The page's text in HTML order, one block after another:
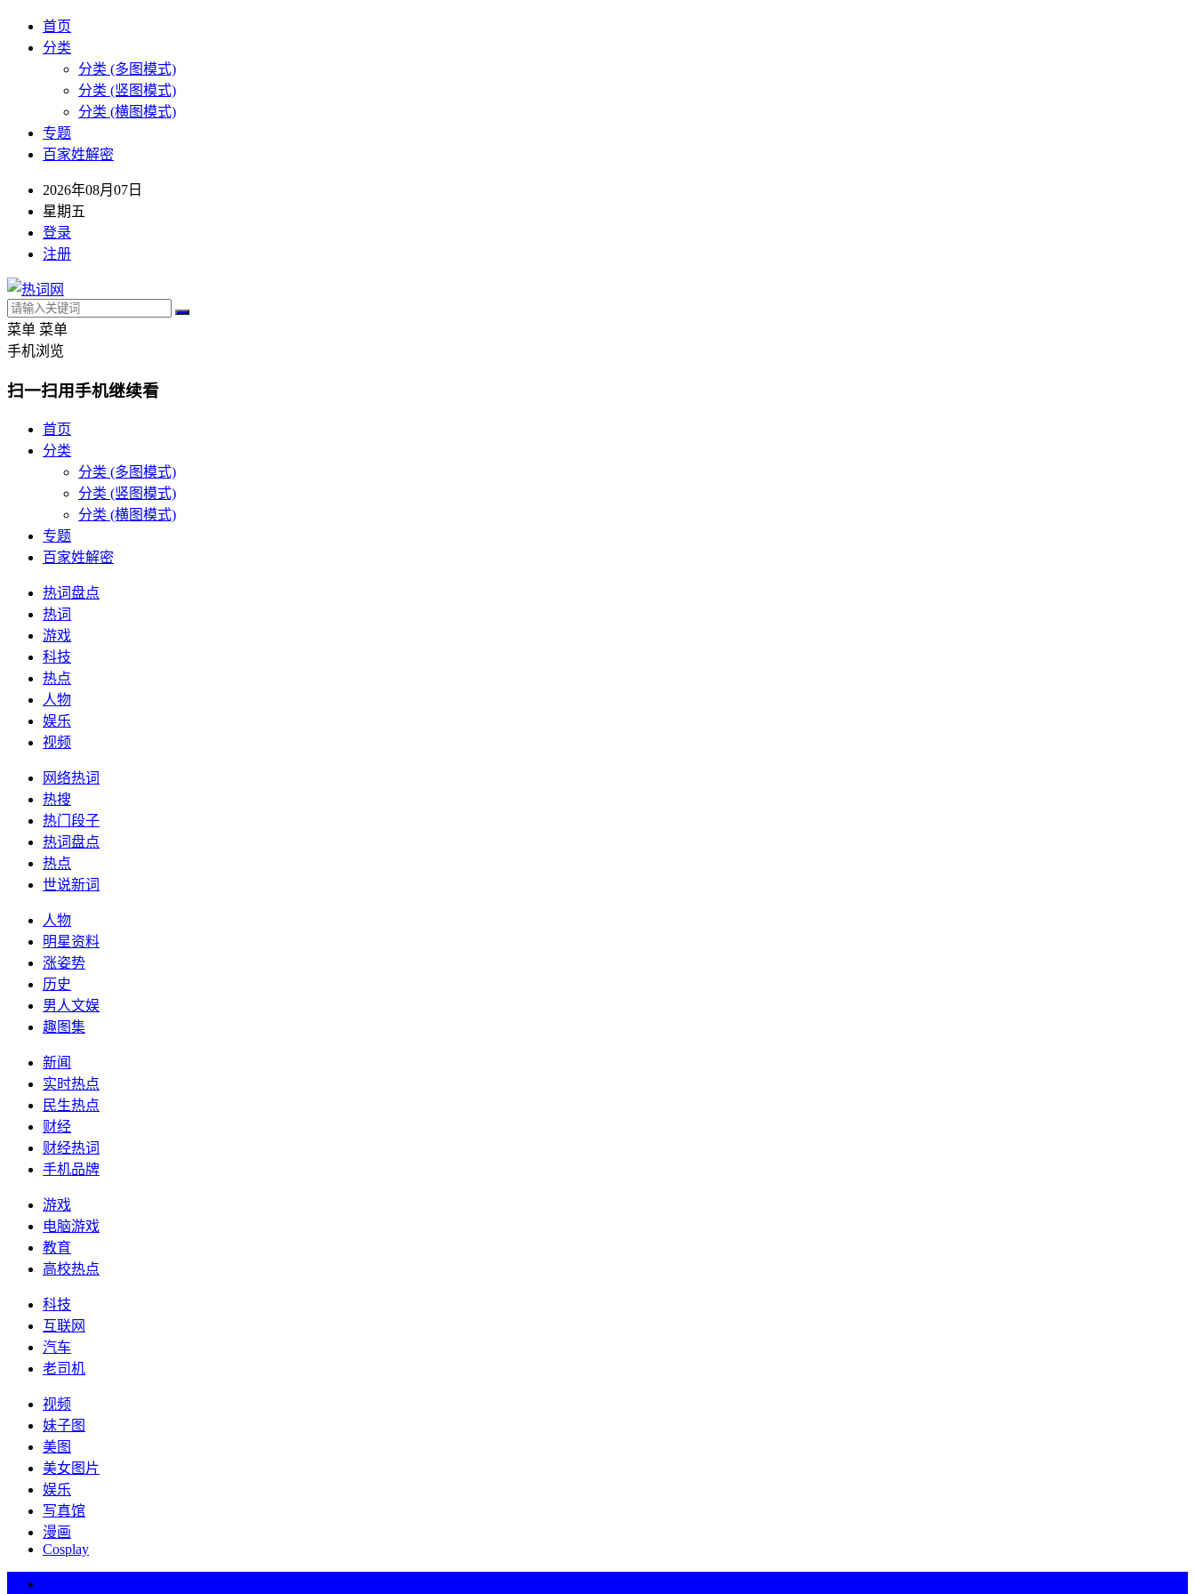
首页
分类
分类 (多图模式)
分类 (竖图模式)
分类 (横图模式)
专题
百家姓解密
2026年08月07日
星期五
登录
注册
菜单 菜单
手机浏览
扫一扫用手机继续看
首页
分类
分类 (多图模式)
分类 (竖图模式)
分类 (横图模式)
专题
百家姓解密
热词盘点
热词
游戏
科技
热点
人物
娱乐
视频
网络热词
热搜
热门段子
热词盘点
热点
世说新词
人物
明星资料
涨姿势
历史
男人文娱
趣图集
新闻
实时热点
民生热点
财经
财经热词
手机品牌
游戏
电脑游戏
教育
高校热点
科技
互联网
汽车
老司机
视频
妹子图
美图
美女图片
娱乐
写真馆
漫画
Cosplay